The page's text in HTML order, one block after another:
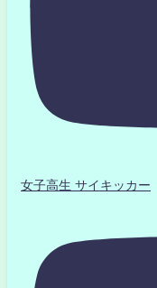
女子高生 サイキッカー